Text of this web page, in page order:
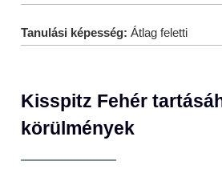
Tanulási képesség: Átlag feletti
Kisspitz Fehér
körülmények